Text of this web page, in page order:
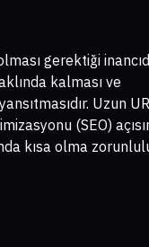
gerektiği
kalması ve
Uzun
(SEO)
kısa olma